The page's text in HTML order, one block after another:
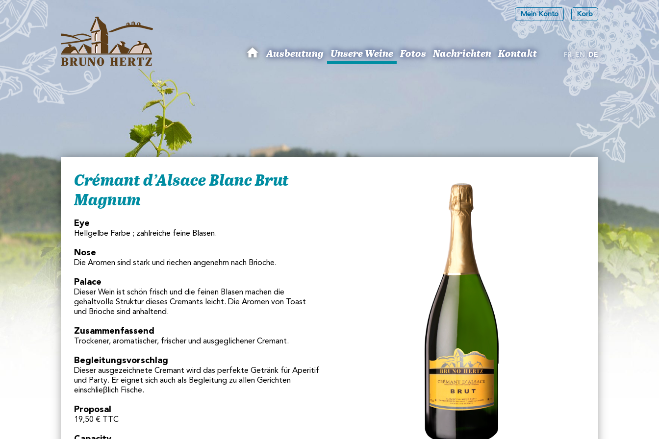
Mein Konto Korb
Les Vins d'Alsace Bruno
Hertz à Eguisheim
Ausbeutung Unsere Weine Fotos Nachrichten Kontakt FR EN DE
Crémant d’Alsace Blanc Brut
Magnum
Eye
Hellgelbe Farbe ; zahlreiche feine Blasen.
Nose
Die Aromen sind stark und riechen angenehm nach Brioche.
Palace
Dieser Wein ist schön frisch und die feinen Blasen machen die
gehaltvolle Struktur dieses Cremants leicht. Die Aromen von Toast
und Brioche sind anhaltend.
Zusammenfassend
Trockener, aromatischer, frischer und ausgeglichener Cremant.
Begleitungsvorschlag
Dieser ausgezeichnete Cremant wird das perfekte Getränk für Aperitif
und Party. Er eignet sich auch als Begleitung zu allen Gerichten
einschlieβlich Fische.
Proposal
19,50 € TTC